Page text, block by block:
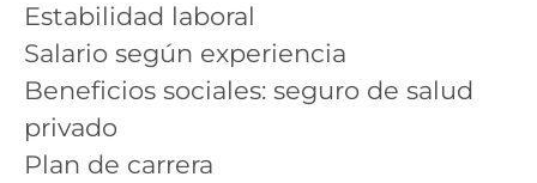
Estabilidad laboral
Salario según experiencia
Beneficios sociales: seguro de salud
privado
Plan de carrera